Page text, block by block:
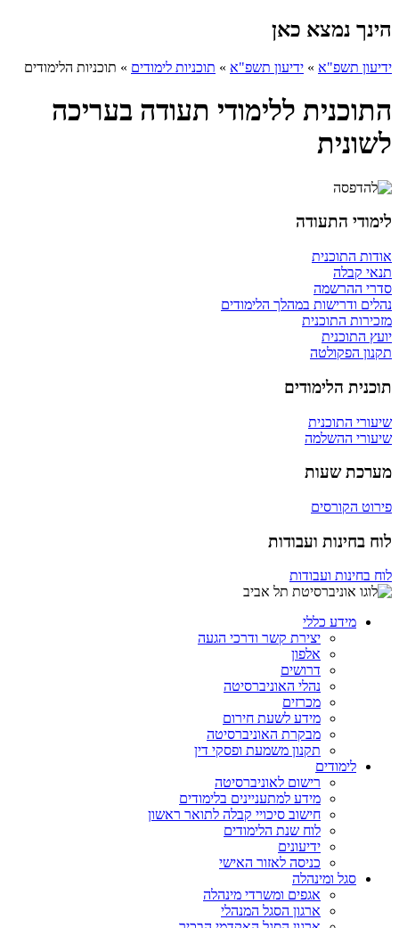
הינך נמצא כאן
ידיעון תשפ"א » ידיעון תשפ"א » תוכניות לימודים » תוכניות הלימודים
התוכנית ללימודי תעודה בעריכה
לשונית
לימודי התעודה
אודות התוכנית
תנאי קבלה
סדרי ההרשמה
נהלים ודרישות במהלך הלימודים
מזכירות התוכנית
יועץ התוכנית
תקנון הפקולטה
תוכנית הלימודים
שיעורי התוכנית
שיעורי ההשלמה
מערכת שעות
פירוט הקורסים
לוח בחינות ועבודות
לוח בחינות ועבודות
מידע כללי
יצירת קשר ודרכי הגעה
אלפון
דרושים
נהלי האוניברסיטה
מכרזים
מידע לשעת חירום
מבקרת האוניברסיטה
תקנון משמעת ופסקי דין
לימודים
רישום לאוניברסיטה
מידע למתעניינים בלימודים
חישוב סיכויי קבלה לתואר ראשון
לוח שנת הלימודים
ידיעונים
כניסה לאזור האישי
סגל ומינהלה
אגפים ומשרדי מינהלה
ארגון הסגל המנהלי